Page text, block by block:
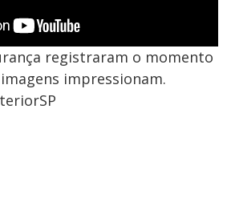
registraram o momento
impressionam.